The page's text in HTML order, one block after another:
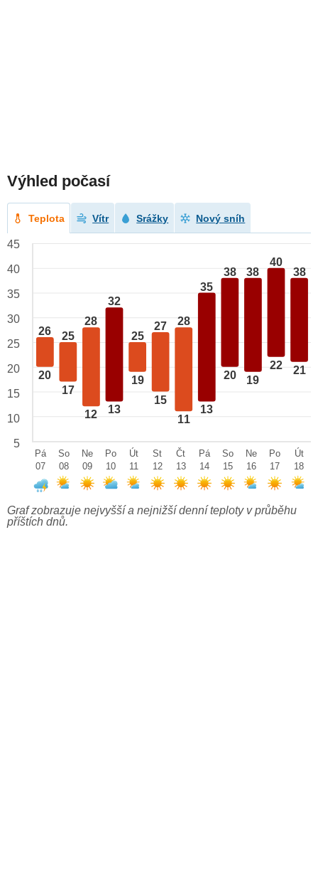
Výhled počasí
Teplota Vítr Srážky Nový sníh
26
20
25
17
28
12
32
13
25
19
27
15
28
11
35
13
38
20
38
19
40
22
38
21
45
40
35
30
25
20
15
10
5
Pá
07
So
08
Ne
09
Po
10
Út
11
St
12
Čt
13
Pá
14
So
15
Ne
16
Po
17
Út
18
Graf zobrazuje nejvyšší a nejnižší denní teploty v průběhu
příštích dnů.